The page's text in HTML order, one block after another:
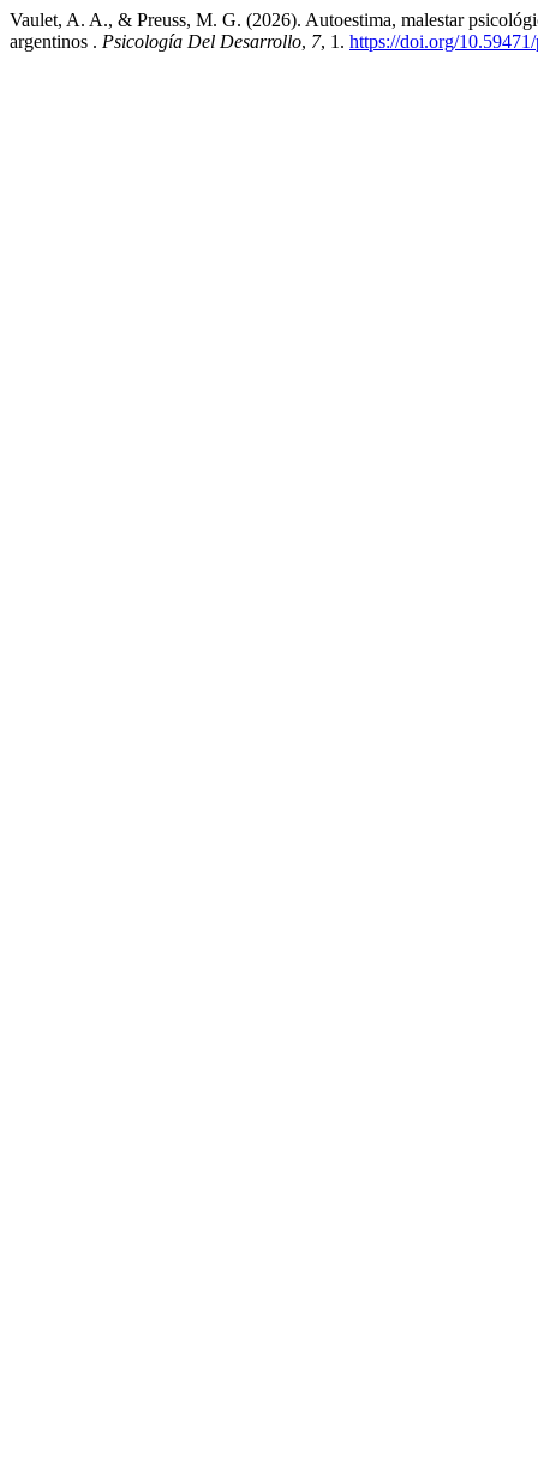
Vaulet, A. A., & Preuss, M. G. (2026). Autoestima, malestar
argentinos . Psicología Del Desarrollo, 7, 1. https://doi.org/